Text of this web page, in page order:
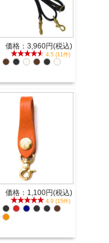
価格：3,960円(税込)
4.5 (11件)
価格：1,100円(税込)
4.9 (15件)